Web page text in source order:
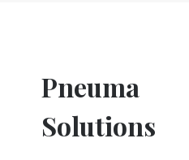
Pneuma
Solutions